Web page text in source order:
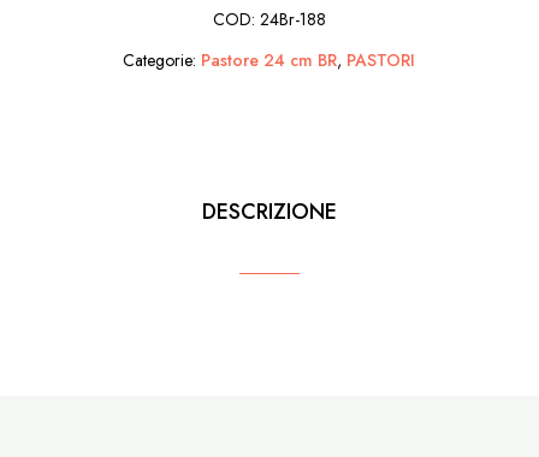
COD: 24Br-188
Categorie: Pastore 24 cm BR, PASTORI
DESCRIZIONE